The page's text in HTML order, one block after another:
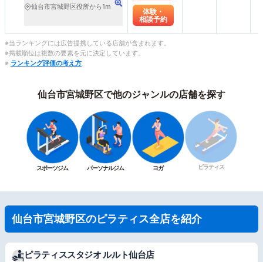
仙台市宮城野区役所から1m
体験・
相談予約
※当ランキングには広告提携している店舗が含まれます。
※掲載順位は複数の要素を元に決定しています。
※ ランキング評価の考え方
仙台市宮城野区で他のジャンルの店舗を探す
スポーツジム パーソナルジム ヨガ ピラティス
仙台市宮城野区のピラティス全店を紹介
ピラティススタジオ ルルト仙台店